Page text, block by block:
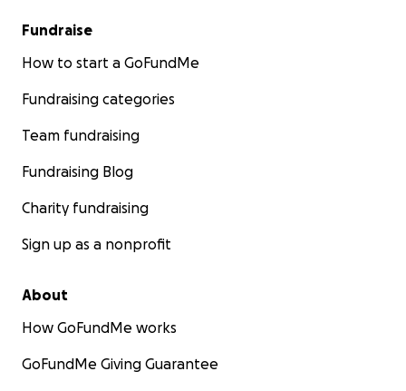
Fundraise
How to start a GoFundMe
Fundraising categories
Team fundraising
Fundraising Blog
Charity fundraising
Sign up as a nonprofit
About
How GoFundMe works
GoFundMe Giving Guarantee